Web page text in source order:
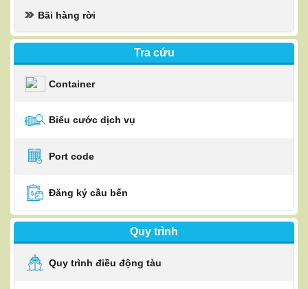
Bãi hàng rời
Tra cứu
Container
Biểu cước dịch vụ
Port code
Đăng ký cầu bến
Quy trình
Quy trình điều động tàu